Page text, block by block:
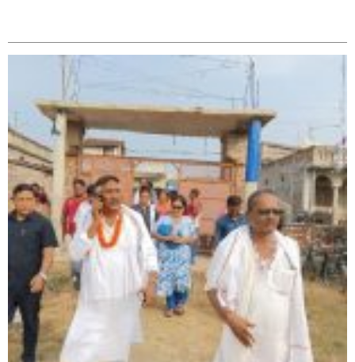
सिराहा-२ मा संजय यादव भिड्ने !